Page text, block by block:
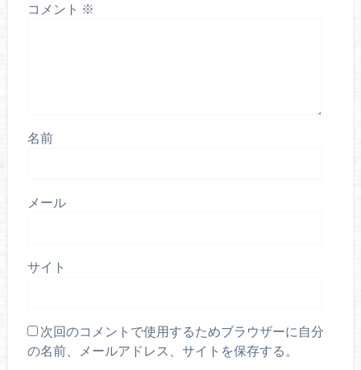
コメント ※
名前
メール
サイト
次回のコメントで使用するためブラウザーに自分
の名前、メールアドレス、サイトを保存する。